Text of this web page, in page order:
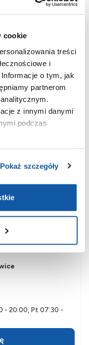
cookie
treści
i
o tym, jak
partnerom
z innymi danymi
podczas
Pokaż szczegóły
- 20:00, Pt 07:30 -